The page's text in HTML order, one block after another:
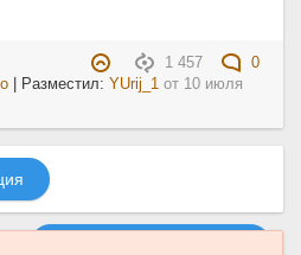
1 457
0
| Разместил: YUrij_1 от 10 июля